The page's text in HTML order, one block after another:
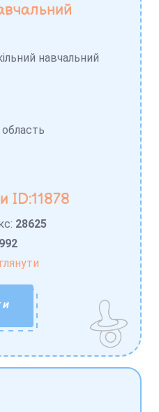
навчальний
ID:11878
28625